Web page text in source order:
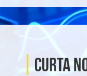
Curta